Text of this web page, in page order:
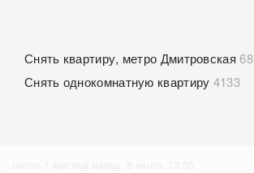
Снять квартиру, метро Дмитровская 68
Снять однокомнатную квартиру 4133